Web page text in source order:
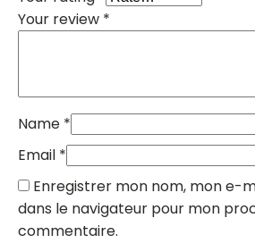
Your review *
Name *
Email *
Enregistrer mon nom, mon e-
dans le navigateur pour mon
commentaire.